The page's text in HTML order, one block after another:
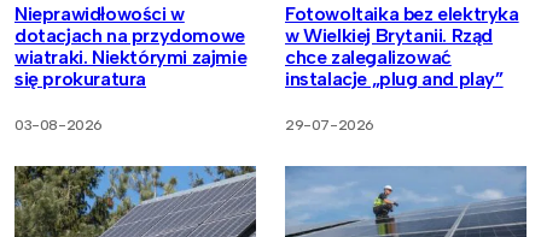
Nieprawidłowości w
dotacjach na przydomowe
wiatraki. Niektórymi zajmie
się prokuratura
03-08-2026
Fotowoltaika bez elektryka
w Wielkiej Brytanii. Rząd
chce zalegalizować
instalacje „plug and play”
29-07-2026